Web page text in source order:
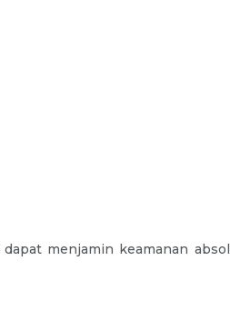
menjamin keamanan